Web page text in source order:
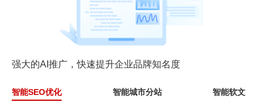
强大的AI推广，快速提升企业品牌知名度
智能SEO优化 智能城市分站 智能软文